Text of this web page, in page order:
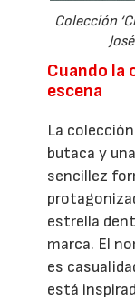
Colección
Cuando la
escena
La
butaca y
sencillez
estrella
marca. El
es
está